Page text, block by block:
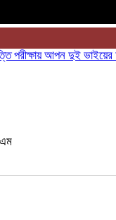
আপন দুই ভাইয়ের অনন্য